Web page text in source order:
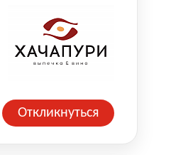
Откликнуться